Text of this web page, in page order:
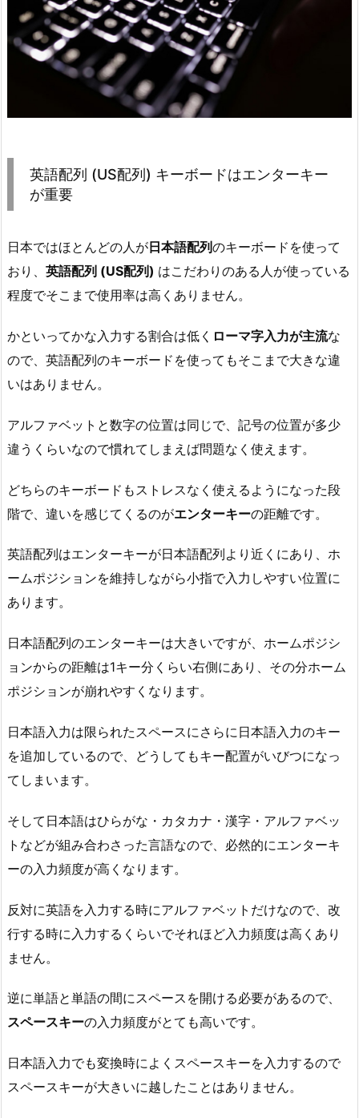
英語配列 (US配列) キーボードはエンターキー
が重要
日本ではほとんどの人が日本語配列のキーボードを使って
おり、 英語配列 (US配列) はこだわりのある人が使っている
程度でそこまで使用率は高くありません。
かといってかな入力する割合は低く ローマ字入力が主流な
ので、英語配列のキーボードを使ってもそこまで大きな違
いはありません。
アルファベットと数字の位置は同じで、記号の位置が多少
違うくらいなので慣れてしまえば問題なく使えます。
どちらのキーボードもストレスなく使えるようになった段
階で、違いを感じてくるのがエンターキーの距離です。
英語配列はエンターキーが日本語配列より近くにあり、ホ
ームポジションを維持しながら小指で入力しやすい位置に
あります。
日本語配列のエンターキーは大きいですが、ホームポジシ
ョンからの距離は1キー分くらい右側にあり、その分ホーム
ポジションが崩れやすくなります。
日本語入力は限られたスペースにさらに日本語入力のキー
を追加しているので、どうしてもキー配置がいびつになっ
てしまいます。
そして日本語はひらがな・カタカナ・漢字・アルファベッ
トなどが組み合わさった言語なので、必然的にエンターキ
ーの入力頻度が高くなります。
反対に英語を入力する時にアルファベットだけなので、改
行する時に入力するくらいでそれほど入力頻度は高くあり
ません。
逆に単語と単語の間にスペースを開ける必要があるので、
スペースキーの入力頻度がとても高いです。
日本語入力でも変換時によくスペースキーを入力するので
スペースキーが大きいに越したことはありません。